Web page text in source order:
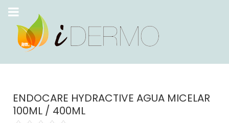
ENDOCARE HYDRACTIVE AGUA MICELAR
100ML / 400ML